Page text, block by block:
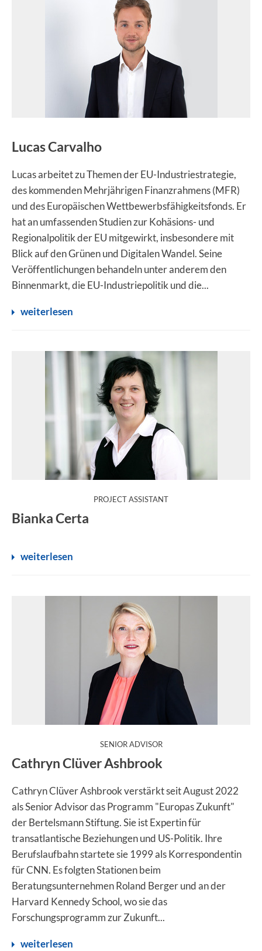
Lucas Carvalho
Lucas arbeitet zu Themen der EU-Industriestrategie,
des kommenden Mehrjährigen Finanzrahmens (MFR)
und des Europäischen Wettbewerbsfähigkeitsfonds. Er
hat an umfassenden Studien zur Kohäsions- und
Regionalpolitik der EU mitgewirkt, insbesondere mit
Blick auf den Grünen und Digitalen Wandel. Seine
Veröffentlichungen behandeln unter anderem den
Binnenmarkt, die EU-Industriepolitik und die...
weiterlesen
PROJECT ASSISTANT:
Bianka Certa
weiterlesen
SENIOR ADVISOR:
Cathryn Clüver Ashbrook
Cathryn Clüver Ashbrook verstärkt seit August 2022
als Senior Advisor das Programm "Europas Zukunft"
der Bertelsmann Stiftung. Sie ist Expertin für
transatlantische Beziehungen und US-Politik. Ihre
Berufslaufbahn startete sie 1999 als Korrespondentin
für CNN. Es folgten Stationen beim
Beratungsunternehmen Roland Berger und an der
Harvard Kennedy School, wo sie das
Forschungsprogramm zur Zukunft...
weiterlesen